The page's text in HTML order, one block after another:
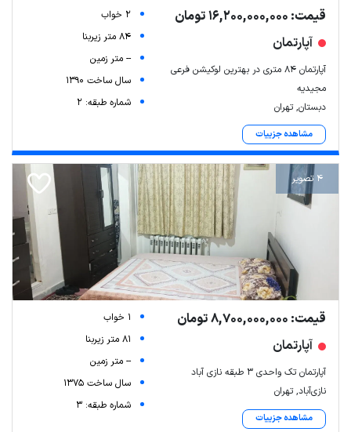
قیمت: 16,200,000,000 تومان
آپارتمان
آپارتمان ۸۴ متری در بهترین لوکیشن فرعی
مجیدیه
دبستان, تهران
مشاهده جزییات
2 خواب
84 متر زیربنا
-- متر زمین
سال ساخت 1390
شماره طبقه: 2
4 تصویر
قیمت: 8,700,000,000 تومان
آپارتمان
آپارتمان تک واحدی ۳ طبقه نازی آباد
نازی‌آباد, تهران
مشاهده جزییات
1 خواب
81 متر زیربنا
-- متر زمین
سال ساخت 1375
شماره طبقه: 3